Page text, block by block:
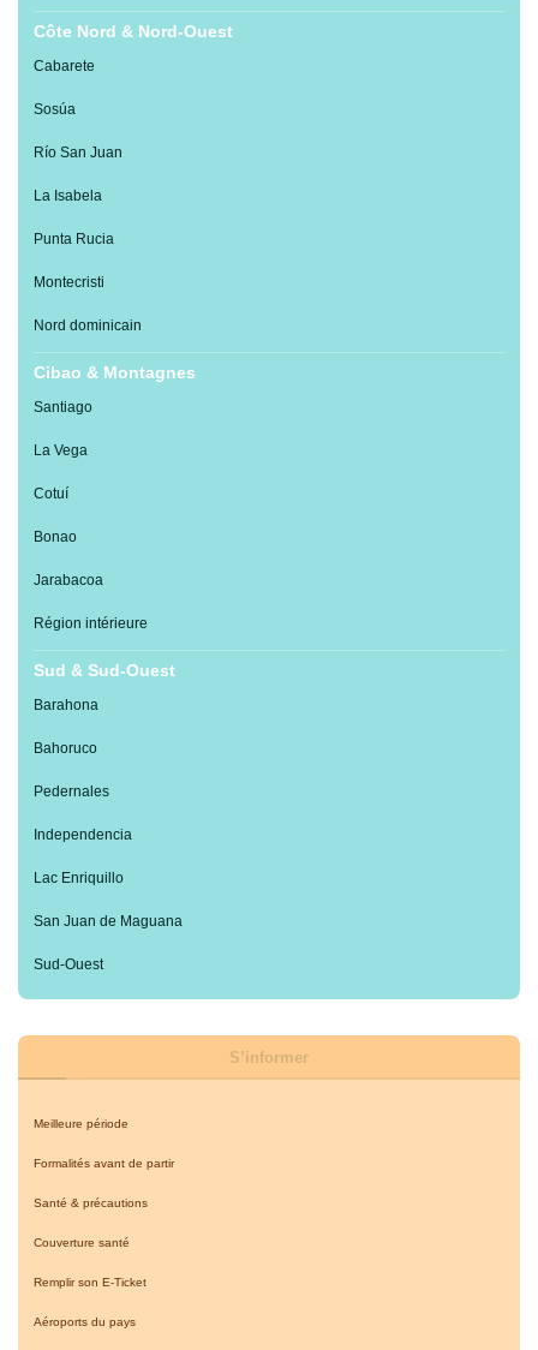
Côte Nord & Nord-Ouest
Cabarete
Sosúa
Río San Juan
La Isabela
Punta Rucia
Montecristi
Nord dominicain
Cibao & Montagnes
Santiago
La Vega
Cotuí
Bonao
Jarabacoa
Région intérieure
Sud & Sud-Ouest
Barahona
Bahoruco
Pedernales
Independencia
Lac Enriquillo
San Juan de Maguana
Sud-Ouest
S’informer
Meilleure période
Formalités avant de partir
Santé & précautions
Couverture santé
Remplir son E-Ticket
Aéroports du pays